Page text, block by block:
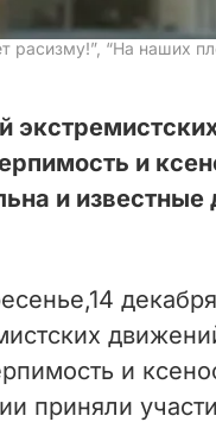
расизму!”, “На наших
и
и известные
и
приняли